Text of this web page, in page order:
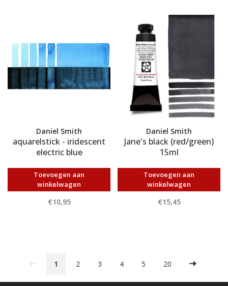
Daniel Smith
aquarelstick - iridescent
electric blue
Toevoegen aan
winkelwagen
€10,95
Daniel Smith
Jane's black (red/green)
15ml
Toevoegen aan
winkelwagen
€15,45
1 2 3 4 5 20